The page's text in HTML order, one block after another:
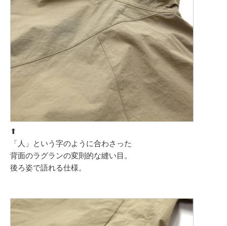
⬆︎
「人」という字のように合わさった
背面のラグランの変則的な縫い目。
後ろ姿で語れる仕様。